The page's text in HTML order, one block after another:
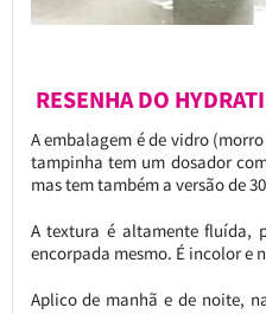
RESENHA DO
A embalagem é de vidro
tampinha tem um dosador
mas tem também a versão de
A textura é altamente fluída,
encorpada mesmo. É incolor e
Aplico de manhã e de noite,